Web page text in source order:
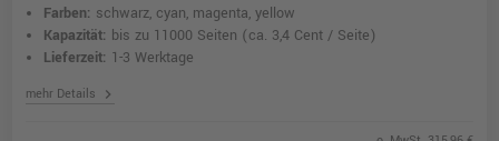
Farben: schwarz, cyan, magenta, yellow
Kapazität: bis zu 11000 Seiten (ca. 3,4 Cent / Seite)
Lieferzeit: 1-3 Werktage
mehr Details chevron_right